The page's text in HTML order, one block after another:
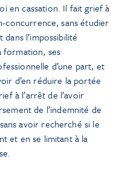
en cassation. Il fait grief à
concurrence, sans étudier
l’impossibilité
formation, ses
d’une part, et
d’en réduire la portée
à l’arrêt de l’avoir
de l’indemnité de
avoir recherché si le
et en se limitant à la